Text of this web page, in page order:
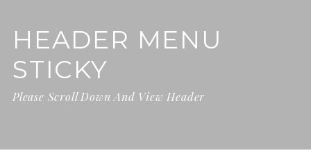
HEADER MENU
STICKY
Please Scroll Down And View Header